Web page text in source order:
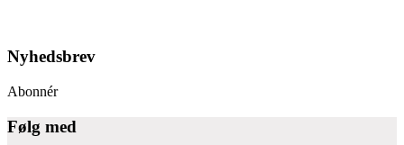
Nyhedsbrev
Abonnér
Følg med